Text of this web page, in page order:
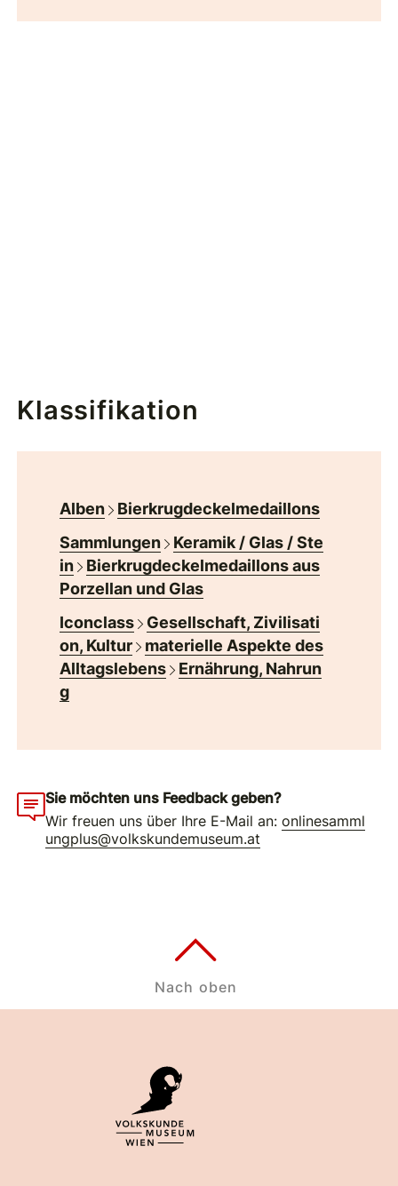
Klassifikation
Alben
Bierkrugdeckelmedaillons
Sammlungen
Keramik / Glas / Ste
in
Bierkrugdeckelmedaillons aus
Porzellan und Glas
Iconclass
Gesellschaft, Zivilisati
on, Kultur
materielle Aspekte des
Alltagslebens
Ernährung, Nahrun
g
Sie möchten uns Feedback geben?
Wir freuen uns über Ihre E-Mail an:onlinesamml
ungplus@volkskundemuseum.at
Nach oben